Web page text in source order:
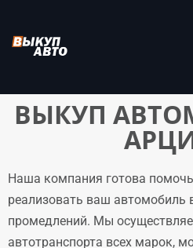
ВЫКУП
Наша компания готова
реализовать ваш автомобиль
промедлений. Мы
автотранспорта всех марок,